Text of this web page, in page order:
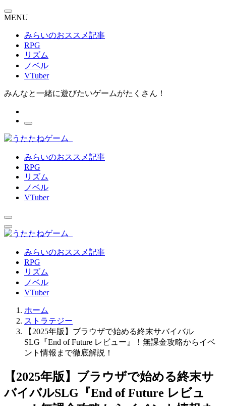
MENU
みらいのおススメ記事
RPG
リズム
ノベル
VTuber
みんなと一緒に遊びたいゲームがたくさん！
みらいのおススメ記事
RPG
リズム
ノベル
VTuber
みらいのおススメ記事
RPG
リズム
ノベル
VTuber
ホーム
ストラテジー
【2025年版】ブラウザで始める終末サバイバル
SLG『End of Future レビュー』！無課金攻略からイベ
ント情報まで徹底解説！
【2025年版】ブラウザで始める終末サ
バイバルSLG『End of Future レビュ